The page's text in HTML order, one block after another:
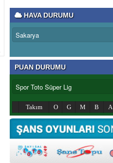
HAVA DURUMU
PUAN DURUMU
Takım O G M B A